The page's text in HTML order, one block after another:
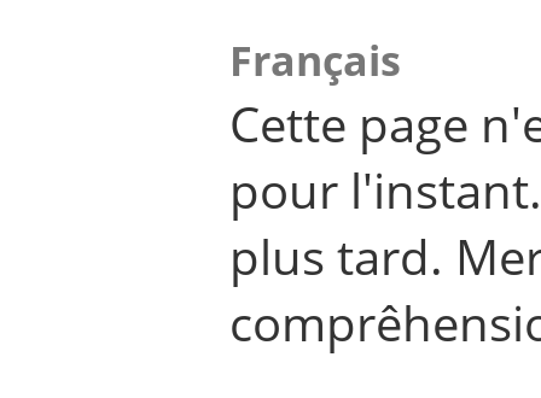
Français
Cette page
pour
plus tard.